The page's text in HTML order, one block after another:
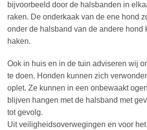
bijvoorbeeld door de halsbanden in
raken. De onderkaak van de ene hond
onder de halsband van de andere hond
haken.
Ook in huis en in de tuin adviseren wij
te doen. Honden kunnen zich
oplet. Ze kunnen in een onbewaakt
blijven hangen met de halsband met
tot gevolg.
Uit veiligheidsoverwegingen en voor